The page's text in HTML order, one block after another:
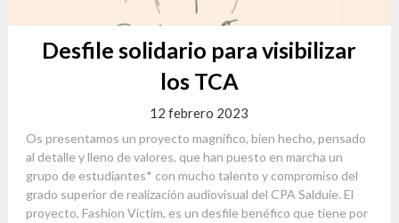
Desfile solidario para visibilizar
los TCA
12 febrero 2023
Os presentamos un proyecto magnífico, bien hecho, pensado
al detalle y lleno de valores, que han puesto en marcha un
grupo de estudiantes* con mucho talento y compromiso del
grado superior de realización audiovisual del CPA Salduie. El
proyecto, Fashion Victim, es un desfile benéfico que tiene por